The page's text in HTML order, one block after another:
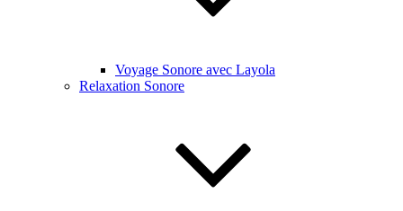
Voyage Sonore avec Layola
Relaxation Sonore